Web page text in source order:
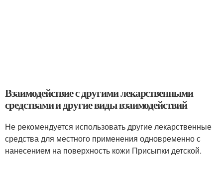
Взаимодействие с другими лекарственными
средствами и другие виды взаимодействий
Не рекомендуется использовать другие лекарственные
средства для местного применения одновременно с
нанесением на поверхность кожи Присыпки детской.